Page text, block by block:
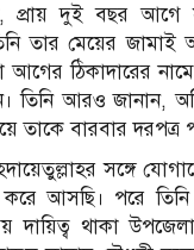
প্রায় দুই বছর আগে
তার মেয়ের জামাই
ঠিকাদারের নামে
তিনি আরও জানান,
তাকে বারবার দরপত্র
সঙ্গে
আসছি। পরে তিনি
থাকা উপজেলা